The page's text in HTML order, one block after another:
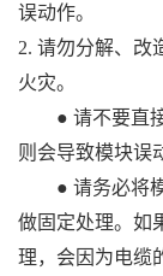
误动作。
2. 请勿分解、改
火灾。
● 请不要直接
则会导致模块误
● 请务必将模
做固定处理。如
理，会因为电缆